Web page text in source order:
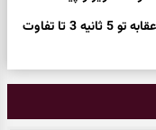
بازی فکری: اگه مدعی اینیکه چشمات مثل عقابه تو 5 ثانیه 3 تا تفاوت